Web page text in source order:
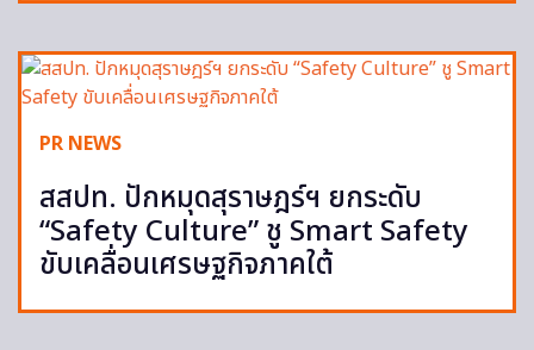
PR NEWS
สสปท. ปักหมุดสุราษฎร์ฯ ยกระดับ
“Safety Culture” ชู Smart Safety
ขับเคลื่อนเศรษฐกิจภาคใต้